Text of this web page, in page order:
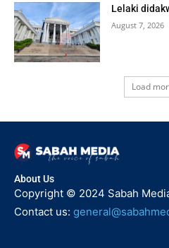
Lelaki
August 7, 2026
Load
About Us
Copyright © 2024 Sabah
Contact us: